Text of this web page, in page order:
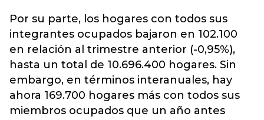
Por su parte, los hogares con todos sus
integrantes ocupados bajaron en 102.100
en relación al trimestre anterior (-0,95%),
hasta un total de 10.696.400 hogares. Sin
embargo, en términos interanuales, hay
ahora 169.700 hogares más con todos sus
miembros ocupados que un año antes